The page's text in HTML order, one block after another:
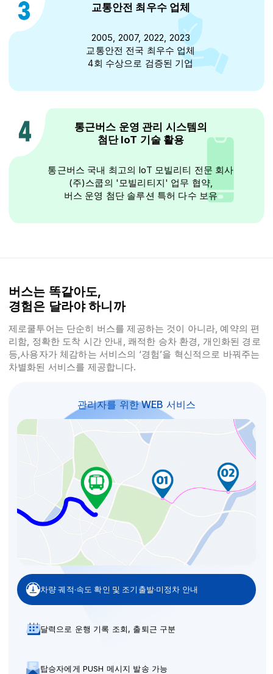
교통안전 최우수 업체
2005, 2007, 2022, 2023
교통안전 전국 최우수 업체
4회 수상으로 검증된 기업
통근버스 운영 관리 시스템의
첨단 IoT 기술 활용
통근버스 국내 최고의 IoT 모빌리티 전문 회사
(주)스쿱의 '모빌리티지' 업무 협약,
버스 운영 첨단 솔루션 특허 다수 보유
버스는 똑같아도,
경험은 달라야 하니까
제로쿨투어는 단순히 버스를 제공하는 것이 아니라, 예약의 편
리함, 정확한 도착 시간 안내, 쾌적한 승차 환경, 개인화된 경로
등,사용자가 체감하는 서비스의 ‘경험’을 혁신적으로 바꿔주는
차별화된 서비스를 제공합니다.
관리자를 위한 WEB 서비스
차량 궤적·속도 확인 및 조기출발·미정차 안내
달력으로 운행 기록 조회, 출퇴근 구분
탑승자에게 PUSH 메시지 발송 가능